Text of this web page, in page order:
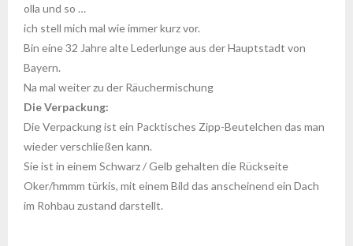
olla und so …
ich stell mich mal wie immer kurz vor.
Bin eine 32 Jahre alte Lederlunge aus der Hauptstadt von
Bayern.
Na mal weiter zu der Räuchermischung
Die Verpackung:
Die Verpackung ist ein Packtisches Zipp-Beutelchen das man
wieder verschließen kann.
Sie ist in einem Schwarz / Gelb gehalten die Rückseite
Oker/hmmm türkis, mit einem Bild das anscheinend ein Dach
im Rohbau zustand darstellt.